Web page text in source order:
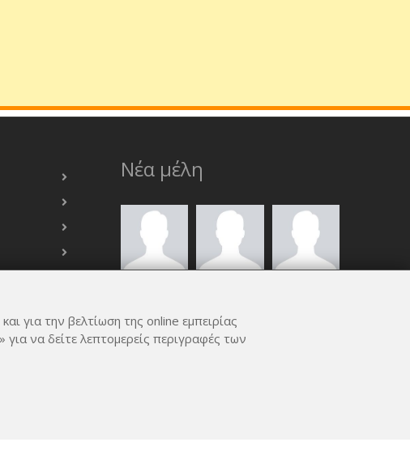
Νέα μέλη
για την βελτίωση της online εμπειρίας
να δείτε λεπτομερείς περιγραφές των